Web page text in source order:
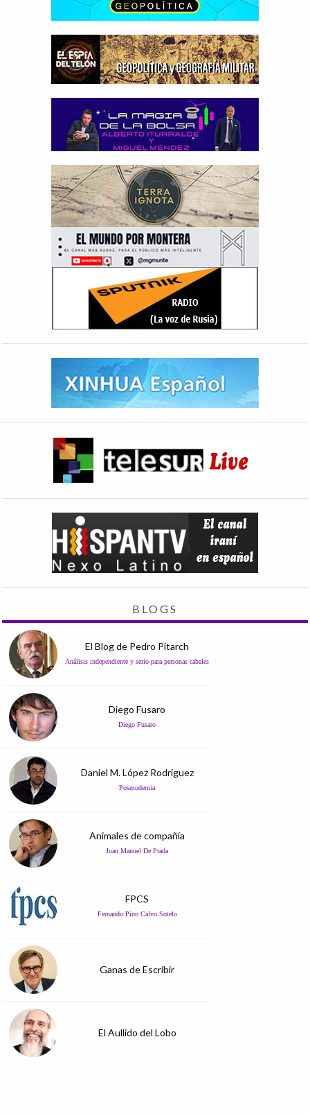
BLOGS
El Blog de Pedro Pitarch
Análisis independiente y serio para personas cabales
Diego Fusaro
Diego Fusaro
Daniel M. López Rodríguez
Posmodernia
Animales de compañía
Juan Manuel De Prada
FPCS
Fernando Pino Calvo Sotelo
Ganas de Escribir
El Aullido del Lobo